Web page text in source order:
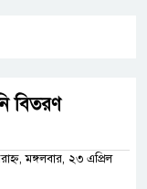
বিতরণ
মঙ্গলবার, ২৩ এপ্রিল